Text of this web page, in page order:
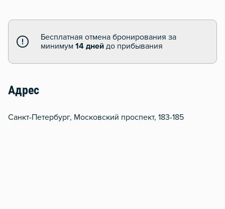
Бесплатная отмена бронирования за
минимум 14 дней до прибывания
Адрес
Санкт-Петербург, Московский проспект, 183-185